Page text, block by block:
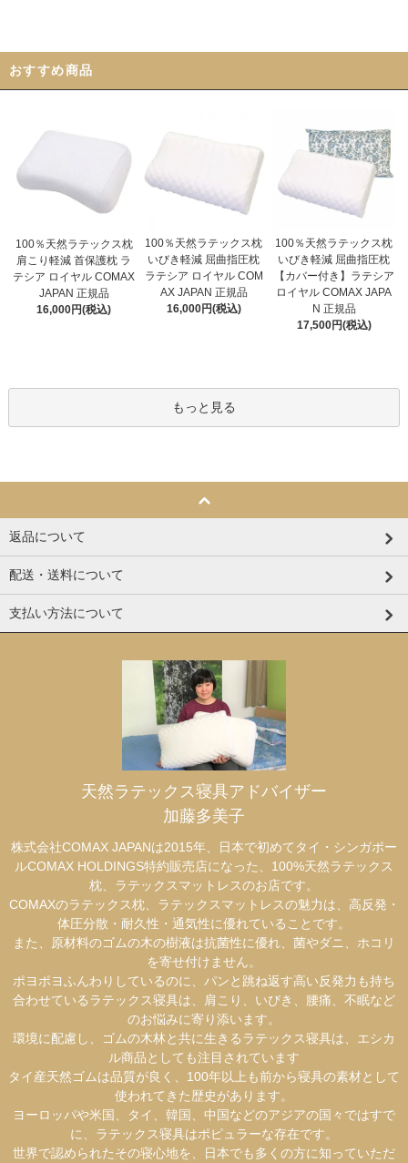
おすすめ商品
100％天然ラテックス枕
肩こり軽減 首保護枕 ラ
テシア ロイヤル COMAX
JAPAN 正規品
16,000円(税込)
100％天然ラテックス枕
いびき軽減 屈曲指圧枕
ラテシア ロイヤル COM
AX JAPAN 正規品
16,000円(税込)
100％天然ラテックス枕
いびき軽減 屈曲指圧枕
【カバー付き】ラテシア
ロイヤル COMAX JAPA
N 正規品
17,500円(税込)
もっと見る
返品について
配送・送料について
支払い方法について
天然ラテックス寝具アドバイザー
加藤多美子
株式会社COMAX JAPANは2015年、日本で初めてタイ・シンガポー
ルCOMAX HOLDINGS特約販売店になった、100%天然ラテックス
枕、ラテックスマットレスのお店です。
COMAXのラテックス枕、ラテックスマットレスの魅力は、高反発・
体圧分散・耐久性・通気性に優れていることです。
また、原材料のゴムの木の樹液は抗菌性に優れ、菌やダニ、ホコリ
を寄せ付けません。
ポヨポヨふんわりしているのに、パンと跳ね返す高い反発力も持ち
合わせているラテックス寝具は、肩こり、いびき、腰痛、不眠など
のお悩みに寄り添います。
環境に配慮し、ゴムの木林と共に生きるラテックス寝具は、エシカ
ル商品としても注目されています
タイ産天然ゴムは品質が良く、100年以上も前から寝具の素材として
使われてきた歴史があります。
ヨーロッパや米国、タイ、韓国、中国などのアジアの国々ではすで
に、ラテックス寝具はポピュラーな存在です。
世界で認められたその寝心地を、日本でも多くの方に知っていただ